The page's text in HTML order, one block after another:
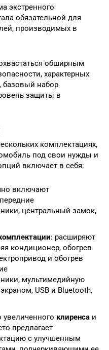
экстренного
обязательной для
производимых в
обширным
характерных
базовый набор
защиты в
комплектациях,
под свои нужды и
включает в себя:
включают
центральный замок,
: расширяют
кондиционер, обогрев
и обогрев
мультимедийную
USB и Bluetooth,
клиренса и
предлагает
с улучшенным